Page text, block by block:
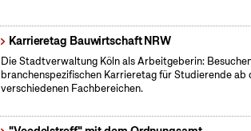
Karrieretag Bauwirtschaft NRW
Die Stadtverwaltung Köln als Arbeitgeberin:
branchenspezifischen Karrieretag für Studierende
verschiedenen Fachbereichen.